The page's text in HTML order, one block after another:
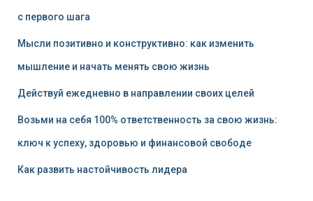
с первого шага
Мысли позитивно и конструктивно: как изменить
мышление и начать менять свою жизнь
Действуй ежедневно в направлении своих целей
Возьми на себя 100% ответственность за свою жизнь:
ключ к успеху, здоровью и финансовой свободе
Как развить настойчивость лидера